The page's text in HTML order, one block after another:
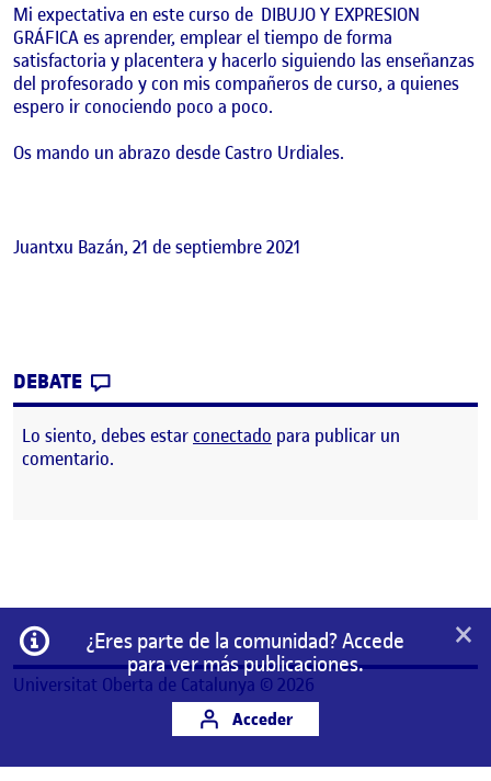
Mi expectativa en este curso de DIBUJO Y EXPRESION
GRÁFICA es aprender, emplear el tiempo de forma
satisfactoria y placentera y hacerlo siguiendo las enseñanzas
del profesorado y con mis compañeros de curso, a quienes
espero ir conociendo poco a poco.
Os mando un abrazo desde Castro Urdiales.
Juantxu Bazán, 21 de septiembre 2021
DEBATE
Lo siento, debes estarconectado para publicar un
comentario.
Información
¿Eres parte de la comunidad? Accede
para ver más publicaciones.
Acceder
×
Universitat Oberta de Catalunya © 2026